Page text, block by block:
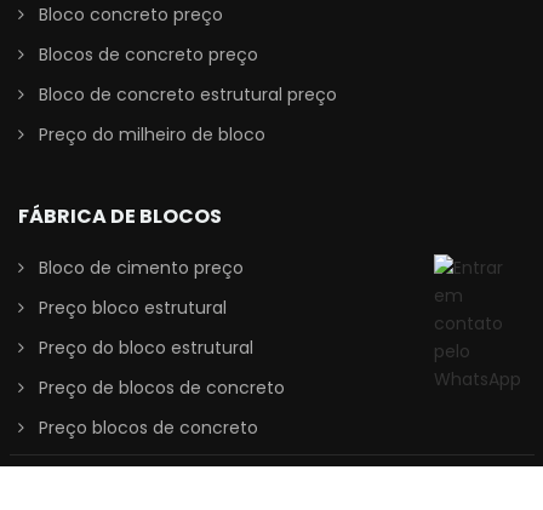
Bloco concreto preço
Blocos de concreto preço
Bloco de concreto estrutural preço
Preço do milheiro de bloco
FÁBRICA DE BLOCOS
Bloco de cimento preço
Preço bloco estrutural
Preço do bloco estrutural
Preço de blocos de concreto
Preço blocos de concreto